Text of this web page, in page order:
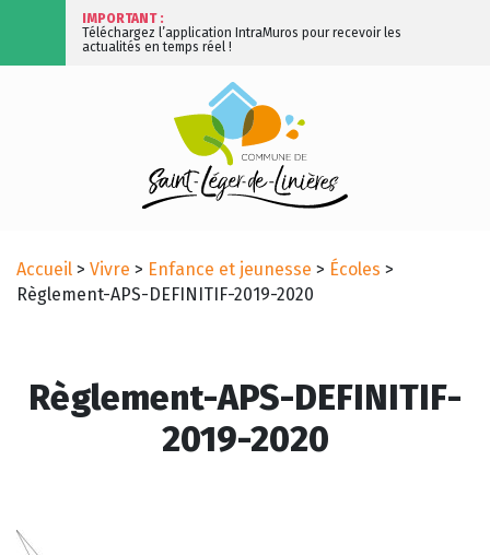
IMPORTANT :
Téléchargez l’application IntraMuros pour recevoir les
actualités en temps réel !
Accueil > Vivre > Enfance et jeunesse > Écoles >
Règlement-APS-DEFINITIF-2019-2020
Règlement-APS-DEFINITIF-
2019-2020